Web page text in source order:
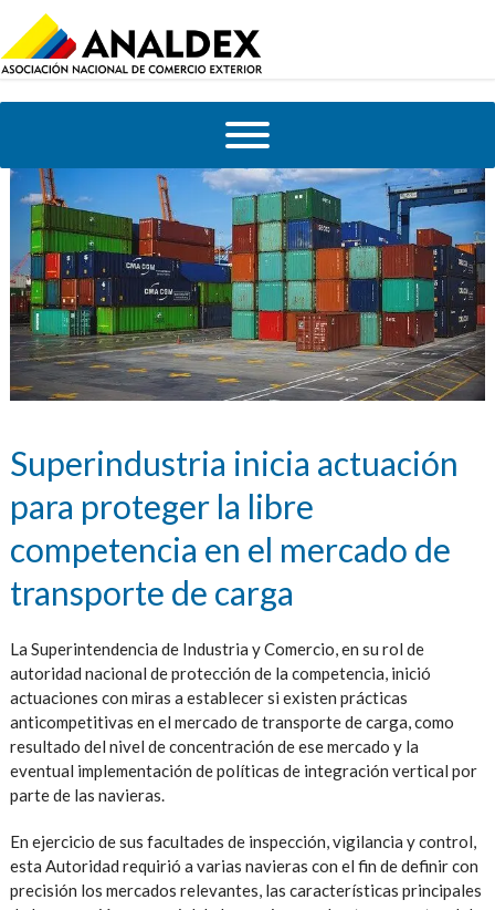
Superindustria inicia actuación
para proteger la libre
competencia en el mercado de
transporte de carga
La Superintendencia de Industria y Comercio, en su rol de
autoridad nacional de protección de la competencia, inició
actuaciones con miras a establecer si existen prácticas
anticompetitivas en el mercado de transporte de carga, como
resultado del nivel de concentración de ese mercado y la
eventual implementación de políticas de integración vertical por
parte de las navieras.
En ejercicio de sus facultades de inspección, vigilancia y control,
esta Autoridad requirió a varias navieras con el fin de definir con
precisión los mercados relevantes, las características principales